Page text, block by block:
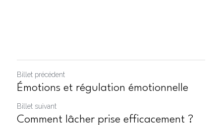
Billet précédent
Émotions et régulation émotionnelle
Billet suivant
Comment lâcher prise efficacement ?